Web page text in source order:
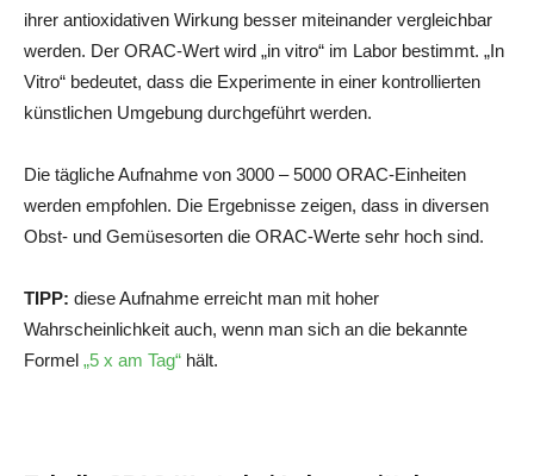
ihrer antioxidativen Wirkung besser miteinander vergleichbar
werden. Der ORAC-Wert wird „in vitro“ im Labor bestimmt. „In
Vitro“ bedeutet, dass die Experimente in einer kontrollierten
künstlichen Umgebung durchgeführt werden.
Die tägliche Aufnahme von 3000 – 5000 ORAC-Einheiten
werden empfohlen. Die Ergebnisse zeigen, dass in diversen
Obst- und Gemüsesorten die ORAC-Werte sehr hoch sind.
TIPP: diese Aufnahme erreicht man mit hoher
Wahrscheinlichkeit auch, wenn man sich an die bekannte
Formel „5 x am Tag“ hält.